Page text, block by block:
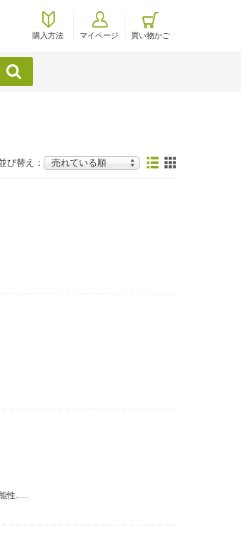
購入方法 マイページ 買い物かご
検索
び替え：
性......